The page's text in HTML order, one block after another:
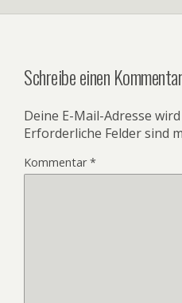
Schreibe einen Kommentar
Deine E-Mail-Adresse
Erforderliche Felder sind
Kommentar*